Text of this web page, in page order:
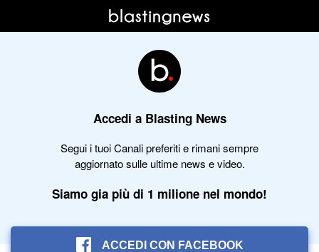
Accedi a Blasting News
Segui i tuoi Canali preferiti e rimani sempre
aggiornato sulle ultime news e video.
Siamo gia più di 1 milione nel mondo!
ACCEDI CON FACEBOOK